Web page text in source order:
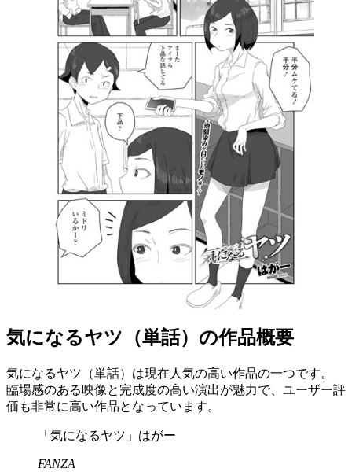
気になるヤツ（単話）の作品概要
気になるヤツ（単話）は現在人気の高い作品の一つです。
臨場感のある映像と完成度の高い演出が魅力で、ユーザー評
価も非常に高い作品となっています。
「気になるヤツ」はがー
FANZA